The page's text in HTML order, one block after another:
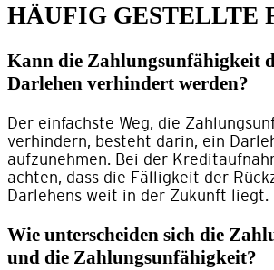
HÄUFIG GESTELLTE
Kann die Zahlungsunfähigkeit
Darlehen verhindert werden?
Der einfachste Weg, die
verhindern, besteht darin, ein
aufzunehmen. Bei der
achten, dass die Fälligkeit der
Darlehens weit in der Zukunft liegt.
Wie unterscheiden sich die
und die Zahlungsunfähigkeit?